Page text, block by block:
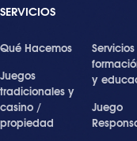
SERVICIOS
Qué Hacemos
Juegos
tradicionales y
casino /
propiedad
y
Juego